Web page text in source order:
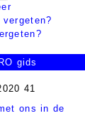
vergeten?
gids
ons in de